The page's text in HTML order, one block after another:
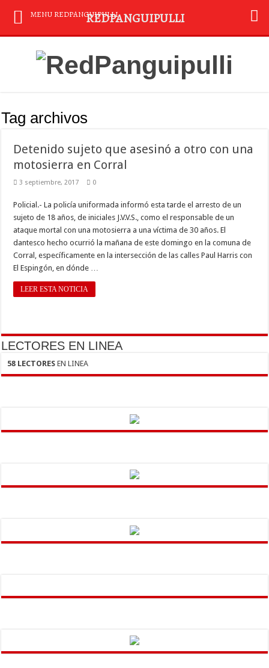
Tag archivos
Detenido sujeto que asesinó a otro con una
motosierra en Corral
3 septiembre, 2017 0
Policial.- La policía uniformada informó esta tarde el arresto de un
sujeto de 18 años, de iniciales J.V.V.S., como el responsable de un
ataque mortal con una motosierra a una víctima de 30 años. El
dantesco hecho ocurrió la mañana de este domingo en la comuna de
Corral, específicamente en la intersección de las calles Paul Harris con
El Espingón, en dónde …
LEER ESTA NOTICIA
LECTORES EN LINEA
58 LECTORES EN LINEA
MENU REDPANGUIPULLIREDPANGUIPULLI